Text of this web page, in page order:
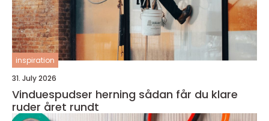
inspiration
31. July 2026
Vinduespudser herning sådan får du klare
ruder året rundt